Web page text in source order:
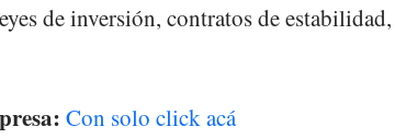
de inversión, contratos de estabilidad,
Con solo click acá